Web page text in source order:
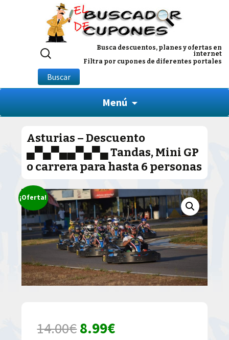
Busca descuentos, planes y ofertas en
internet
Filtra por cupones de diferentes portales
Buscar
por:
Buscar
Menú
Asturias – Descuento
▄▀▄▀▄▄▀▄▀▄ Tandas, Mini GP
o carrera para hasta 6 personas
¡Oferta!
14.00€El
8.99€El